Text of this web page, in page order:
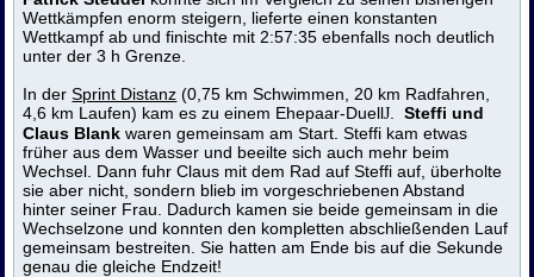
Wettkämpfen enorm steigern, lieferte einen konstanten
Wettkampf ab und finischte mit 2:57:35 ebenfalls noch deutlich
unter der 3 h Grenze.
In derSprint Distanz (0,75 km Schwimmen, 20 km Radfahren,
4,6 km Laufen) kam es zu einem Ehepaar-DuellJ .Steffi und
Claus Blank waren gemeinsam am Start. Steffi kam etwas
früher aus dem Wasser und beeilte sich auch mehr beim
Wechsel. Dann fuhr Claus mit dem Rad auf Steffi auf, überholte
sie aber nicht, sondern blieb im vorgeschriebenen Abstand
hinter seiner Frau. Dadurch kamen sie beide gemeinsam in die
Wechselzone und konnten den kompletten abschließenden Lauf
gemeinsam bestreiten. Sie hatten am Ende bis auf die Sekunde
genau die gleiche Endzeit!